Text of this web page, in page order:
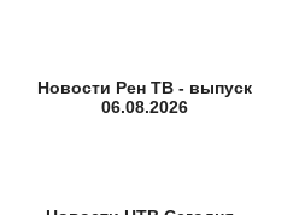
Новости Рен ТВ - выпуск
06.08.2026